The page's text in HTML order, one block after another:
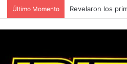
Último Momento